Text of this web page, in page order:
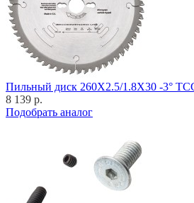
Пильный диск 260X2.5/1.8X30 -3°
8 139 р.
Подобрать аналог